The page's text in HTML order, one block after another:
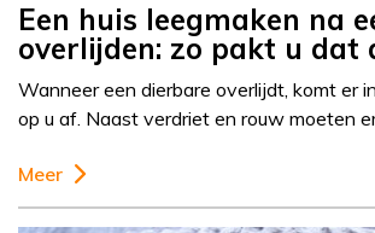
Een huis leegmaken na
overlijden: zo pakt u dat
Wanneer een dierbare overlijdt, komt er
op u af. Naast verdriet en rouw moeten
Meer